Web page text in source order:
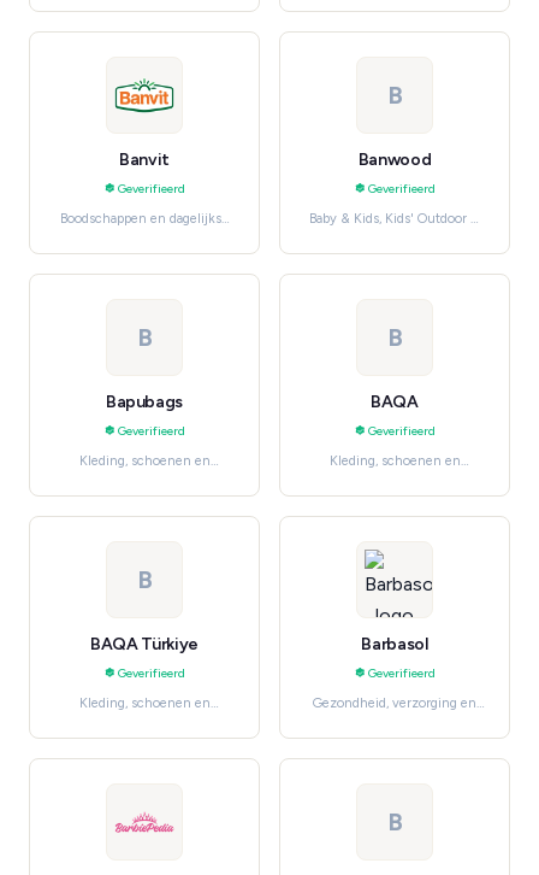
huishoudelijke diensten
Banvit
Geverifieerd
Boodschappen en dagelijkse
Seafood
B
Banwood
Geverifieerd
Baby & Kids, Kids' Outdoor &
B
Bapubags
Geverifieerd
Kleding, schoenen en
Fashion
B
BAQA
Geverifieerd
Kleding, schoenen en
Fashion
B
BAQA Türkiye
Geverifieerd
Kleding, schoenen en
Fashion
Barbasol
Geverifieerd
Gezondheid, verzorging en
B